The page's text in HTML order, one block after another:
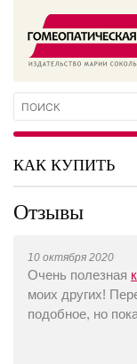
КАК КУПИТЬ
Отзывы
10 октября 2020
Очень полезная
моих других!
подобное, но